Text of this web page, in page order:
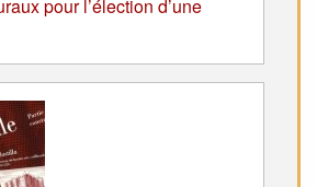
pour l’élection d’une